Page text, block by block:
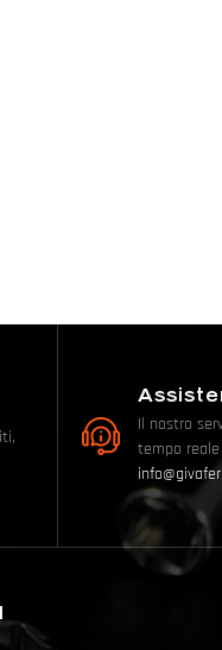
Il nostro
tempo